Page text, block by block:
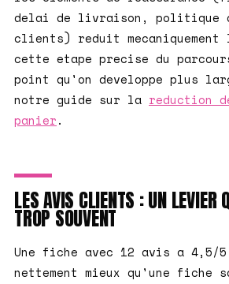
delai de livraison, politique
clients) reduit mecaniquement
cette etape precise du
point qu'on developpe plus
notre guide sur la reduction
panier.
LES AVIS CLIENTS : UN LEVIER
TROP SOUVENT
Une fiche avec 12 avis a 4,5/
nettement mieux qu'une fiche